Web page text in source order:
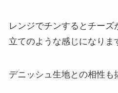
レンジでチンするとチーズ
立てのような感じになりま
デニッシュ生地との相性も